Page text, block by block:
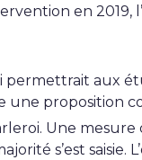
en 2019,
permettrait aux
une proposition
Une
s’est saisie.